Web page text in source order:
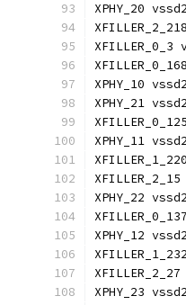
XPHY_20
XPHY_10
XPHY_21
XPHY_11
XPHY_22
XPHY_12
XPHY_23